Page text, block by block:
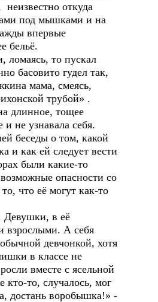
неизвестно откуда
под мышками и на
впервые
бельё.
ломаясь, то пускал
басовито гудел так,
мама, смеясь,
трубой» .
длинное, тощее
и не узнавала себя.
беседы о том, какой
и как ей следует вести
были какие-то
опасности со
что её могут как-то
Девушки, в её
взрослыми. А себя
девчонкой, хотя
в классе не
вместе с ясельной
то, случалось, мог
достань воробышка!» -